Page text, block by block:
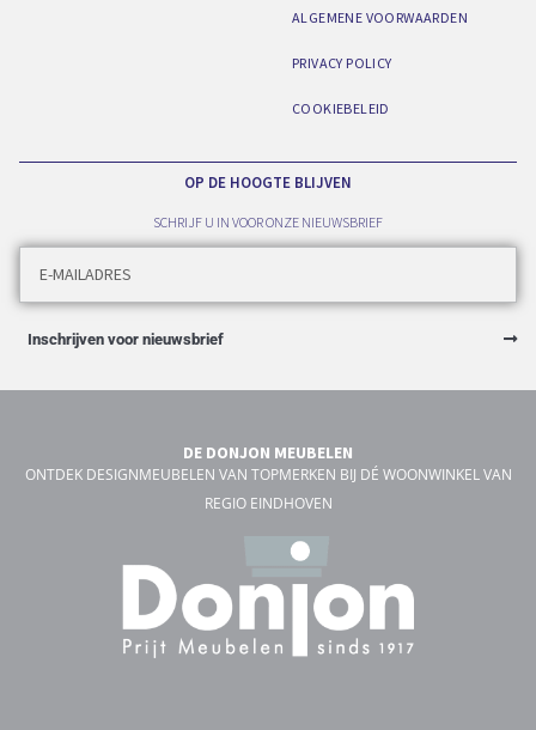
ALGEMENE VOORWAARDEN
PRIVACY POLICY
COOKIEBELEID
OP DE HOOGTE BLIJVEN
SCHRIJF U IN VOOR ONZE NIEUWSBRIEF
Inschrijven voor nieuwsbrief
DE DONJON MEUBELEN
ONTDEK DESIGNMEUBELEN VAN TOPMERKEN BIJ DÉ WOONWINKEL VAN
REGIO EINDHOVEN